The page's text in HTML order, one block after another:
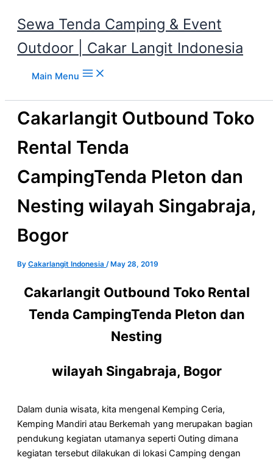
Sewa Tenda Camping & Event
Outdoor | Cakar Langit Indonesia
Main Menu
Cakarlangit Outbound Toko
Rental Tenda
CampingTenda Pleton dan
Nesting wilayah Singabraja,
Bogor
By Cakarlangit Indonesia / May 28, 2019
Cakarlangit Outbound Toko Rental
Tenda CampingTenda Pleton dan
Nesting
wilayah Singabraja, Bogor
Dalam dunia wisata, kita mengenal Kemping Ceria,
Kemping Mandiri atau Berkemah yang merupakan bagian
pendukung kegiatan utamanya seperti Outing dimana
kegiatan tersebut dilakukan di lokasi Camping dengan